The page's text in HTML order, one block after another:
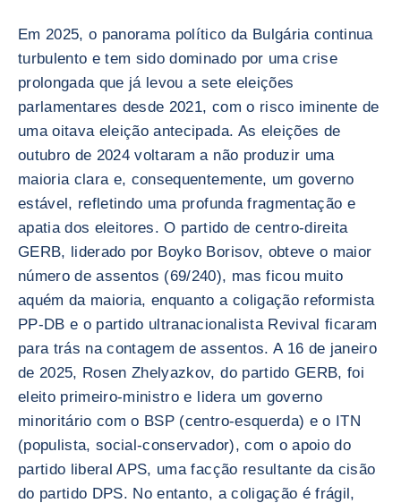
Em 2025, o panorama político da Bulgária continua
turbulento e tem sido dominado por uma crise
prolongada que já levou a sete eleições
parlamentares desde 2021, com o risco iminente de
uma oitava eleição antecipada. As eleições de
outubro de 2024 voltaram a não produzir uma
maioria clara e, consequentemente, um governo
estável, refletindo uma profunda fragmentação e
apatia dos eleitores. O partido de centro-direita
GERB, liderado por Boyko Borisov, obteve o maior
número de assentos (69/240), mas ficou muito
aquém da maioria, enquanto a coligação reformista
PP-DB e o partido ultranacionalista Revival ficaram
para trás na contagem de assentos. A 16 de janeiro
de 2025, Rosen Zhelyazkov, do partido GERB, foi
eleito primeiro-ministro e lidera um governo
minoritário com o BSP (centro-esquerda) e o ITN
(populista, social-conservador), com o apoio do
partido liberal APS, uma facção resultante da cisão
do partido DPS. No entanto, a coligação é frágil,